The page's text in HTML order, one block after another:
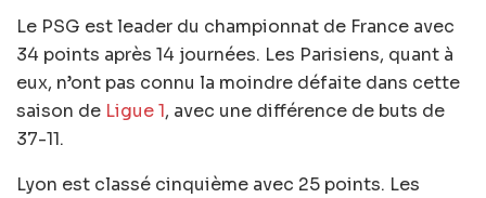
Le PSG est leader du championnat de France avec
34 points après 14 journées. Les Parisiens, quant à
eux, n’ont pas connu la moindre défaite dans cette
saison de Ligue 1, avec une différence de buts de
37-11.
Lyon est classé cinquième avec 25 points. Les